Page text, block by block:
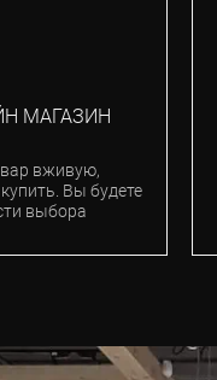
МАГАЗИН
вживую,
Вы будете
выбора